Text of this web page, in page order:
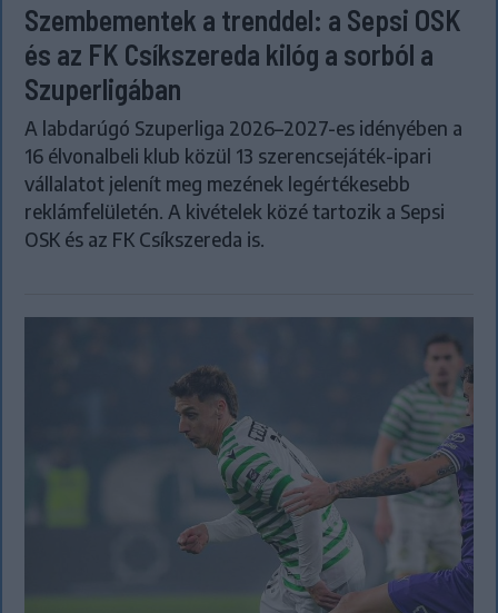
Szembementek a trenddel: a Sepsi OSK
és az FK Csíkszereda kilóg a sorból a
Szuperligában
A labdarúgó Szuperliga 2026–2027-es idényében a
16 élvonalbeli klub közül 13 szerencsejáték-ipari
vállalatot jelenít meg mezének legértékesebb
reklámfelületén. A kivételek közé tartozik a Sepsi
OSK és az FK Csíkszereda is.